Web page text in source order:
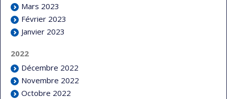
Mars 2023
Février 2023
Janvier 2023
2022
Décembre 2022
Novembre 2022
Octobre 2022